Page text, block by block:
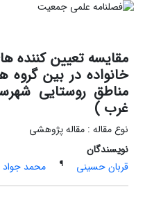
مقایسه تعیین کننده
خانواده در بین
مناطق روستایی
غرب )
نوع مقاله : مقاله پژوهشی
نویسندگان
قربان حسینی
¶ محمد